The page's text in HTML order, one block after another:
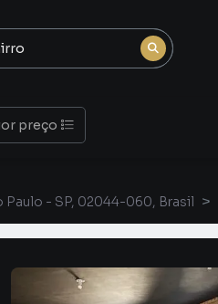
preço
Paulo - SP, 02044-060, Brasil